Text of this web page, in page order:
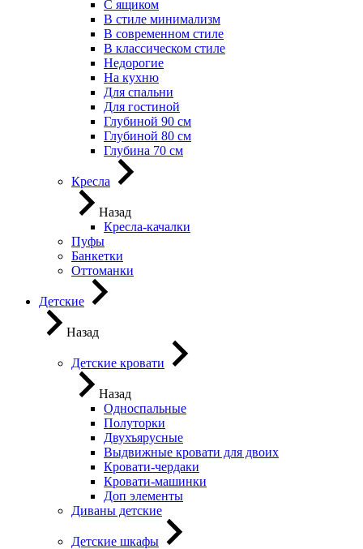
С ящиком
В стиле минимализм
В современном стиле
В классическом стиле
Недорогие
На кухню
Для спальни
Для гостиной
Глубиной 90 см
Глубиной 80 см
Глубина 70 см
Кресла
Назад
Кресла-качалки
Пуфы
Банкетки
Оттоманки
Детские
Назад
Детские кровати
Назад
Односпальные
Полуторки
Двухъярусные
Выдвижные кровати для двоих
Кровати-чердаки
Кровати-машинки
Доп элементы
Диваны детские
Детские шкафы